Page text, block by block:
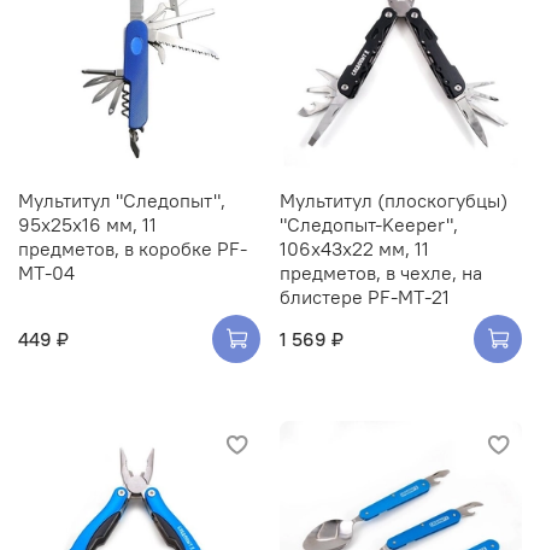
Мультитул "Следопыт",
95х25х16 мм, 11
предметов, в коробке PF-
MT-04
449 ₽
Мультитул (плоскогубцы)
"Следопыт-Keeper",
106х43х22 мм, 11
предметов, в чехле, на
блистере PF-MT-21
1 569 ₽